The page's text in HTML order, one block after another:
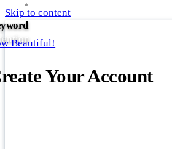
Skip to content
Beautiful!
Your Account
*
*
*
*
*